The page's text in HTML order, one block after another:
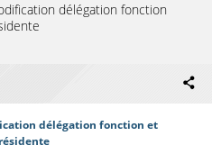
délégation fonction
délégation fonction et